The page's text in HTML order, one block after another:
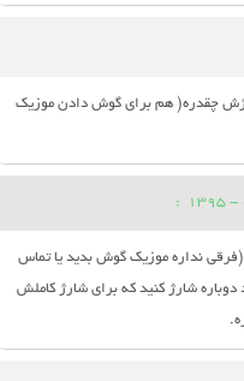
چقدره( هم برای گوش دادن موزیک
:
تقریبا (فرقی نداره موزیک گوش بدید یا تماس
شارژ کنید که برای شارژ کاملش